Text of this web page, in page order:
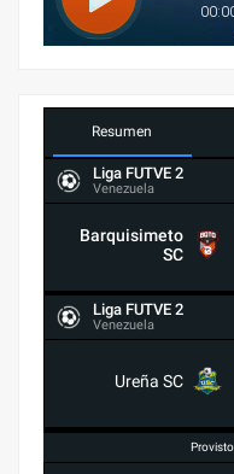
Resumen
Liga FUTVE 2
Venezuela
Barquisimeto
SC
Liga FUTVE 2
Venezuela
Ureña SC